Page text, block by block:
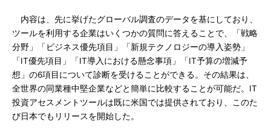
内容は、先に挙げたグローバル調査のデータを基にしており、
ツールを利用する企業はいくつかの質問に答えることで、「戦略
分野」「ビジネス優先項目」「新規テクノロジーの導入姿勢」
「IT優先項目」「IT導入における懸念事項」「IT予算の増減予
想」の6項目について診断を受けることができる。その結果は、
全世界の同業種中堅企業などと簡単に比較することが可能だ。IT
投資アセスメントツールは既に米国では提供されており、このた
び日本でもリリースを開始した。